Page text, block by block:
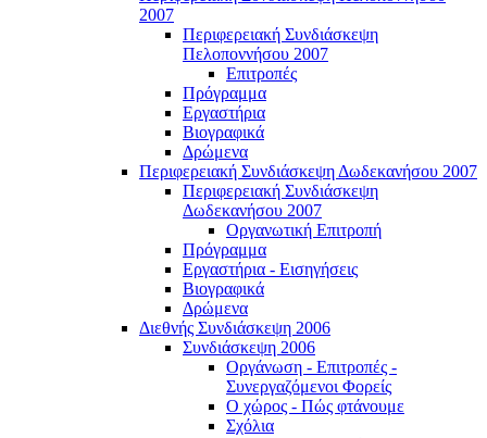
2007
Περιφερειακή Συνδιάσκεψη
Πελοποννήσου 2007
Επιτροπές
Πρόγραμμα
Εργαστήρια
Βιογραφικά
Δρώμενα
Περιφερειακή Συνδιάσκεψη Δωδεκανήσου 2007
Περιφερειακή Συνδιάσκεψη
Δωδεκανήσου 2007
Οργανωτική Επιτροπή
Πρόγραμμα
Εργαστήρια - Εισηγήσεις
Βιογραφικά
Δρώμενα
Διεθνής Συνδιάσκεψη 2006
Συνδιάσκεψη 2006
Οργάνωση - Επιτροπές -
Συνεργαζόμενοι Φορείς
Ο χώρος - Πώς φτάνουμε
Σχόλια